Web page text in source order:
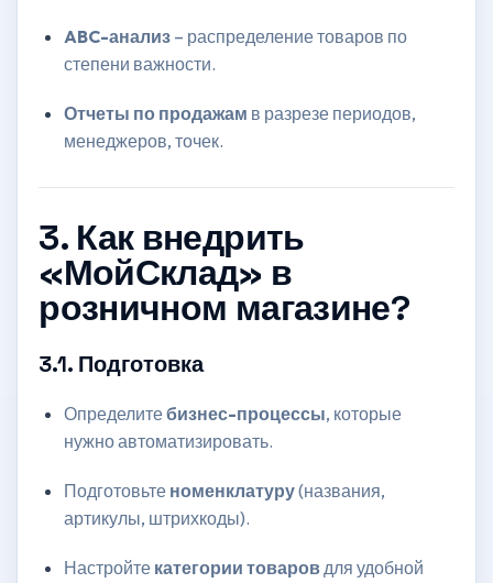
ABC-анализ– распределение товаров по
степени важности.
Отчеты по продажам в разрезе периодов,
менеджеров, точек.
3. Как внедрить
«МойСклад» в
розничном магазине?
3.1. Подготовка
Определитебизнес-процессы, которые
нужно автоматизировать.
Подготовьте номенклатуру(названия,
артикулы, штрихкоды).
Настройте категории товаровдля удобной